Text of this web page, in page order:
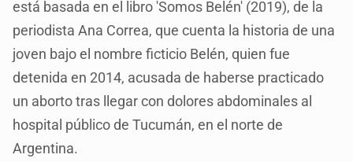
está basada en el libro 'Somos Belén' (2019), de la
periodista Ana Correa, que cuenta la historia de una
joven bajo el nombre ficticio Belén, quien fue
detenida en 2014, acusada de haberse practicado
un aborto tras llegar con dolores abdominales al
hospital público de Tucumán, en el norte de
Argentina.